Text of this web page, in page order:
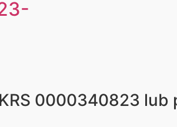
0000340823